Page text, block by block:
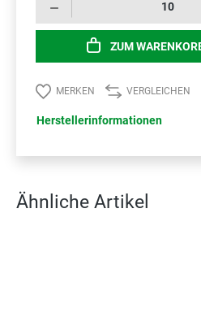
ZUM
MERKEN VERGLEICHEN
Herstellerinformationen
Ähnliche Artikel